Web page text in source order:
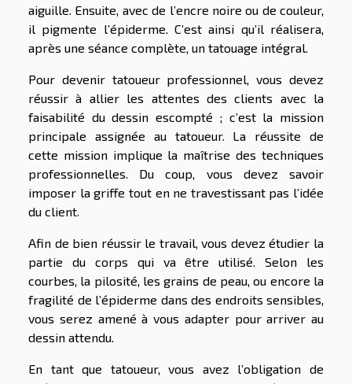
aiguille. Ensuite, avec de l’encre noire ou de couleur,
il pigmente l’épiderme. C’est ainsi qu’il réalisera,
après une séance complète, un tatouage intégral.
Pour devenir tatoueur professionnel, vous devez
réussir à allier les attentes des clients avec la
faisabilité du dessin escompté ; c’est la mission
principale assignée au tatoueur. La réussite de
cette mission implique la maîtrise des techniques
professionnelles. Du coup, vous devez savoir
imposer la griffe tout en ne travestissant pas l’idée
du client.
Afin de bien réussir le travail, vous devez étudier la
partie du corps qui va être utilisé. Selon les
courbes, la pilosité, les grains de peau, ou encore la
fragilité de l’épiderme dans des endroits sensibles,
vous serez amené à vous adapter pour arriver au
dessin attendu.
En tant que tatoueur, vous avez l’obligation de